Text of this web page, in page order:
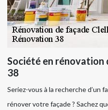
Société en rénovation
38
Seriez-vous à la recherche d’un
rénover votre façade ? Sachez